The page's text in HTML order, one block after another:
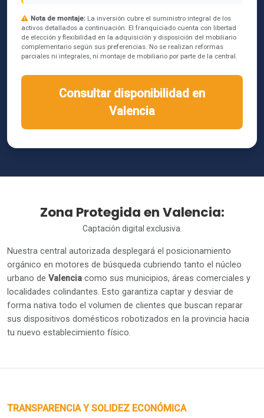
Nota de montaje: La inversión cubre el suministro integral de los
activos detallados a continuación. El franquiciado cuenta con libertad
de elección y flexibilidad en la adquisición y disposición del mobiliario
complementario según sus preferencias. No se realizan reformas
parciales ni integrales, ni montaje de mobiliario por parte de la central.
Consultar disponibilidad en
Valencia
Zona Protegida en Valencia:
Captación digital exclusiva.
Nuestra central autorizada desplegará el posicionamiento
orgánico en motores de búsqueda cubriendo tanto el núcleo
urbano de Valencia como sus municipios, áreas comerciales y
localidades colindantes. Esto garantiza captar y desviar de
forma nativa todo el volumen de clientes que buscan reparar
sus dispositivos domésticos robotizados en la provincia hacia
tu nuevo establecimiento físico.
TRANSPARENCIA Y SOLIDEZ ECONÓMICA